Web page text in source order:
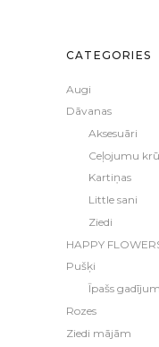
CATEGORIES
Augi
Dāvanas
Aksesuāri
Ceļojumu
Kartiņas
Little sani
Ziedi
HAPPY
Pušķi
Īpašs
Rozes
Ziedi mājām